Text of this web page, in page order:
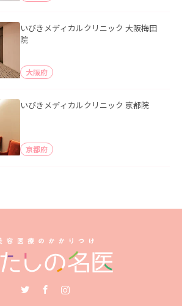
いびきメディカルクリニック 大阪梅田
院
大阪府
いびきメディカルクリニック 京都院
京都府